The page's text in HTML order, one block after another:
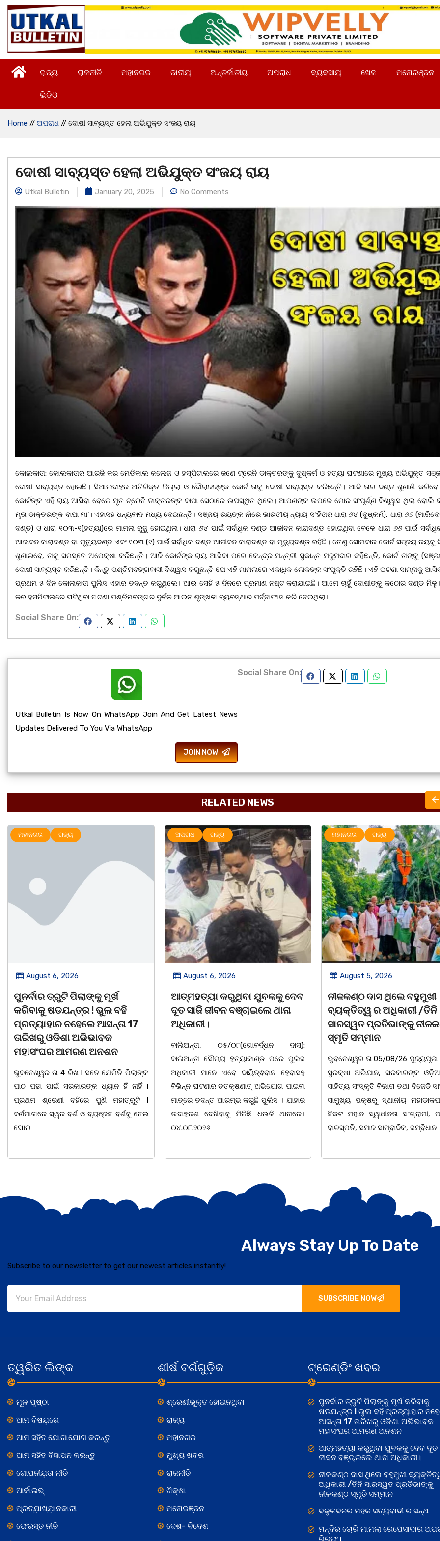
ରାଜ୍ୟ ରାଜନୀତି ମହାନଗର ଜାତୀୟ ଅନ୍ତର୍ଜାତୀୟ ଅପରାଧ ବ୍ୟବସାୟ ଖେଳ ମନୋରଞ୍ଜନ
ଭିଡିଓ
Home // ଅପରାଧ // ଦୋଷୀ ସାବ୍ୟସ୍ତ ହେଲା ଅଭିଯୁକ୍ତ ସଂଜୟ ରାୟ
ଦୋଷୀ ସାବ୍ୟସ୍ତ ହେଲା ଅଭିଯୁକ୍ତ ସଂଜୟ ରାୟ
Utkal Bulletin January 20, 2025 No Comments
କୋଲକାତା: କୋଲକାତାର ଆରଜି କର ମେଡିକାଲ କଲେଜ ଓ ହସ୍‌ପିଟାଲରେ ଜଣେ ଟ୍ରେନି ଡାକ୍ତରଙ୍କୁ ଦୁଷ୍କର୍ମ ଓ ହତ୍ୟା ଘଟଣାରେ ମୁଖ୍ୟ ଅଭିଯୁକ୍ତ
ଦୋଷୀ ସାବ୍ୟସ୍ତ ହୋଇଛି। ସିଆଲଦାହର ଅତିରିକ୍ତ ଜିଲ୍ଲା ଓ ଦୌରାଜଜ୍‌ଙ୍କ କୋର୍ଟ ତାକୁ ଦୋଷୀ ସାବ୍ୟସ୍ତ କରିଛନ୍ତି। ଆଜି ତାର ଦଣ୍ଡ ଶୁଣାଣି କରିବେ
କୋର୍ଟଙ୍କ ଏହି ରାୟ ଆସିବା ବେଳେ ମୃତ ଟ୍ରେନି ଡାକ୍ତରଙ୍କ ବାପା ସେଠାରେ ଉପସ୍ଥିତ ଥିଲେ। ଆପଣଙ୍କ ଉପରେ ମୋର ସଂପୂର୍ଣ୍ଣ ବିଶ୍ୱାସ ଥିଲା ବୋଲି
ମୃତା ଡାକ୍ତରଙ୍କ ବାପା ମା’। ଏହାସହ ଧନ୍ୟବାଦ ମଧ୍ୟ ଦେଇଛନ୍ତି। ସଞ୍ଜୟ ରୟଙ୍କ ନାଁରେ ଭାରତୀୟ ନ୍ୟାୟ ସଂହିତାର ଧାରା ୬୪ (ଦୁଷ୍କର୍ମ), ଧାରା ୬୬
ଦଣ୍ଡ) ଓ ଧାରା ୧୦୩-୧(ହତ୍ୟା)ରେ ମାମଲା ରୁଜୁ ହୋଇଥିଲା। ଧାରା ୬୪ ପାଇଁ ସର୍ବାଧିକ ଦଣ୍ଡ ଆଜୀବନ କାରାଦଣ୍ଡ ହୋଇଥିବା ବେଳେ ଧାରା ୬୬ ପାଇଁ
ଆଜୀବନ କାରାଦଣ୍ଡ ବା ମୃତ୍ୟୁଦଣ୍ଡ ଏବଂ ୧୦୩ (୧) ପାଇଁ ସର୍ବାଧିକ ଦଣ୍ଡ ଆଜୀବନ କାରାଦଣ୍ଡ ବା ମୃତ୍ୟୁଦଣ୍ଡ ରହିଛି। ତେଣୁ ସୋମବାର କୋର୍ଟ ସଞ୍ଜୟ ରୟକୁ
ଶୁଣାଇବେ, ତାକୁ ସମସ୍ତେ ଅପେକ୍ଷା କରିଛନ୍ତି। ଆଜି କୋର୍ଟଙ୍କ ରାୟ ଆସିବା ପରେ କେନ୍ଦ୍ର ମନ୍ତ୍ରୀ ସୁକାନ୍ତ ମଜୁମଦାର କହିଛନ୍ତି, କୋର୍ଟ ତାଙ୍କୁ
ଦୋଷୀ ସାବ୍ୟସ୍ତ କରିଛନ୍ତି। କିନ୍ତୁ ପଶ୍ଚିମବଙ୍ଗବାସୀ ବିଶ୍ୱାସ କରୁଛନ୍ତି ଯେ ଏହି ମାମଲାରେ ଏକାଧିକ ଲୋକଙ୍କ ସଂପୃକ୍ତି ରହିଛି। ଏହି ଘଟଣା ସାମ୍ନାକୁ
ପ୍ରଥମ ୫ ଦିନ କୋଲାକାତା ପୁଲିସ ଏହାର ତଦନ୍ତ କରୁଥିଲେ। ଆଉ ସେହି ୫ ଦିନରେ ପ୍ରମାଣ ନଷ୍ଟ କରାଯାଇଛି। ଆମେ ଚାହୁଁ ଦୋଷୀଙ୍କୁ କଠୋର ଦଣ୍ଡ
କର ହସପିଟାଲରେ ଘଟିଥିବା ଘଟଣା ପଶ୍ଚିମବଙ୍ଗର ଦୁର୍ବଳ ଆଇନ ଶୃଙ୍ଖଳା ବ୍ୟବସ୍ଥାର ପର୍ଦ୍ଦାଫାସ କରି ଦେଇଥିଲା।
Social Share On:
Utkal Bulletin Is Now On WhatsApp Join And Get Latest News
Updates Delivered To You Via WhatsApp
JOIN NOW
Social Share On:
RELATED NEWS
ଅପରାଧ ରାଜ୍ୟ
August 6, 2026
ଆତ୍ମହତ୍ୟା କରୁଥିବା ଯୁବକକୁ ଦେବ
ଦୂତ ସାଜି ଜୀବନ ବଞ୍ଚାଇଲେ ଥାନା
ଅଧିକାରୀ।
ବାଲିଅନ୍ତା, ୦୫/୦୮(ଗୋବର୍ଦ୍ଧନ ଦାସ):
ଅଧିକାରୀ ମାନେ ଏବେ ଦାୟିତ୍ଵବାନ ହେବାସହ
ବିଭିନ୍ନ ଘଟଣାର ତତକ୍ଷଣାତ୍ ଅଭିଯୋଗ ପାଇବା
ମାତ୍ରେ ତଦନ୍ତ ଆରମ୍ଭ କରୁଛି ପୁଲିସ । ଯାହାର
ଉଦାହରଣ ଦେଖିବାକୁ ମିଳିଛି ଧଉଳି ଥାନାରେ।
୦୪.୦୮.୨୦୨୬
ମହାନଗର ରାଜ୍ୟ
August 5, 2026
ନୀଳକଣ୍ଠ ଦାସ ଥିଲେ ବହୁମୁଖୀ
ବ୍ୟକ୍ତିତ୍ୱ ର ଅଧିକାରୀ /ତିନି
ସାରସ୍ୱତ ପ୍ରତିଭାଙ୍କୁ ନୀଳକଣ୍ଠ
ଭୁବନେଶ୍ୱର ତା 05/08/26 ପୁଜ୍ୟପୂଜା ସଂସ୍କୃତି
ସୁରକ୍ଷା ଅଭିଯାନ, ସରକାରଙ୍କ ଓଡ଼ିଆ ଭାଷା,
ସାହିତ୍ୟ ସଂସ୍କୃତି ବିଭାଗ ତଥା ବିଜେଡି ସାଂସ୍କୃତିକ
ସାମୁଖ୍ୟ ପକ୍ଷରୁ ସ୍ଥାନୀୟ ମହାଡାକପାଳ ଛକ
ନିକଟ ମହାନ ସ୍ୱାଧୀନତା ସଂଗ୍ରାମୀ, ପ୍ରାକ୍ତନ
ବାଚସ୍ପତି, ସମାଜ ସାମ୍ବାଦିକ, ସମ୍ବିଧାନ
UNCATEGORIZED ମହାନଗର
August 5, 2026
ବକୁଳବନର ମହକ ସତ୍ୟବାଦୀ ର
ସନ୍ଥ
ପଣ୍ଡିତ ନୀଳକଣ୍ଠ ଦାଶ
ସୁଯୋଗ୍ଯ ସନ୍ତାନସତ୍ୟବାଦୀ
,ନବରବି ସମ ଉଜ୍ଜ୍ବଳମୟ
ନୀଳକଣ୍ଠ lଆଦର୍ଶ ଶିକ୍ଷକ,
ସୁଲେଖକସୁଉଜ୍ଜ୍ବଳ
ପ୍ରତି ଅକ୍ଷରରେମାଟି,ଜାତି କଥା
lସତ୍ୟବାଦୀ ର ବନବିଦ୍ୟାଳୟେ
ଚେତନା,ଅଜ୍ଞାନଅନ୍ଧାର ଦୂରୀଭୂତକଲବାଣ୍ଟି
Always Stay Up To Date
Subscribe to our newsletter to get our newest articles instantly!
SUBSCRIBE NOW
ତ୍ୱରିତ ଲିଙ୍କ
ମୂଳ ପୃଷ୍ଠା
ଆମ ବିଷଯ଼ରେ
ଆମ ସହିତ ଯୋଗାଯୋଗ କରନ୍ତୁ
ଆମ ସହିତ ବିଜ୍ଞାପନ କରନ୍ତୁ
ଗୋପନୀଯ଼ତା ନୀତି
ଆର୍କାଇଭ୍
ପ୍ରତ୍ଯ଼ାଖ୍ଯ଼ାନକାରୀ
ଫେରସ୍ତ ନୀତି
ଶୀର୍ଷ ବର୍ଗଗୁଡ଼ିକ
ଶ୍ରେଣୀଭୁକ୍ତ ହୋଇନଥିବା
ରାଜ୍ୟ
ମହାନଗର
ମୁଖ୍ୟ ଖବର
ରାଜନୀତି
ଶିକ୍ଷା
ମନୋରଞ୍ଜନ
ଦେଶ- ବିଦେଶ
ଟ୍ରେଣ୍ଡିଂ ଖବର
ପୁନର୍ବାର ତ୍ରୁଟି ପିଲାଙ୍କୁ ମୂର୍ଖ କରିବାକୁ
ଷଡଯନ୍ତ୍ର ! ଭୁଲ ବହି ପ୍ରତ୍ୟାହାର
ଆସନ୍ତା 17 ତାରିଖରୁ ଓଡିଶା ଅଭିଭାବକ
ମହାସଂଘର ଆମରଣ ଅନଶନ
ଆତ୍ମହତ୍ୟା କରୁଥିବା ଯୁବକକୁ ଦେବ ଦୂତ
ଜୀବନ ବଞ୍ଚାଇଲେ ଥାନା ଅଧିକାରୀ।
ନୀଳକଣ୍ଠ ଦାସ ଥିଲେ ବହୁମୁଖୀ
ଅଧିକାରୀ /ତିନି ସାରସ୍ୱତ ପ୍ରତିଭାଙ୍କୁ
ନୀଳକଣ୍ଠ ସ୍ମୃତି ସମ୍ମାନ
ବକୁଳବନର ମହକ ସତ୍ୟବାଦୀ ର ସନ୍ଥ
ମନ୍ଦିର ଚୋରି ମାମଲା ରେପେସାଦାର
ଗିରଫ।